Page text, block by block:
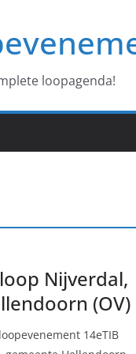
loopagenda!
Nijverdal,
(OV)
14eTIB